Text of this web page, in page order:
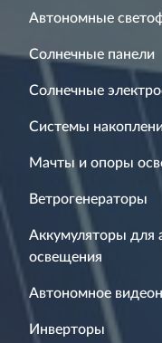
Автономные
Солнечные панели
Солнечные
Системы
Мачты и опоры
Ветрогенераторы
Аккумуляторы для
освещения
Автономное
Инверторы